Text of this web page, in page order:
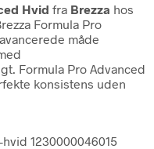
Hvid fra Brezza hos
Formula Pro
måde
Formula Pro Advanced
konsistens uden
1230000046015